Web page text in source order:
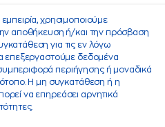
χρησιμοποιούμε
αποθήκευση ή/και την πρόσβαση
για τις εν λόγω
επεξεργαστούμε δεδομένα
περιήγησης ή μοναδικά
Η μη συγκατάθεση ή η
να επηρεάσει αρνητικά